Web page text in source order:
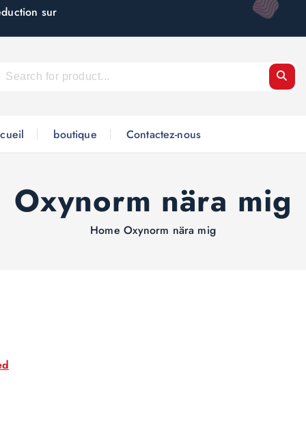
sur
boutique Contactez-nous
Oxynorm nära mig
Home Oxynorm nära mig